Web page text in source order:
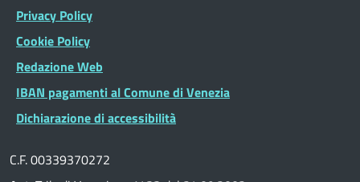
Privacy Policy
Cookie Policy
Redazione Web
IBAN pagamenti al Comune di Venezia
Dichiarazione di accessibilità
C.F. 00339370272